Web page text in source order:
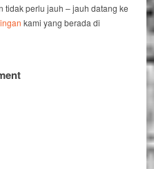
tidak perlu jauh – jauh datang ke
kami yang berada di